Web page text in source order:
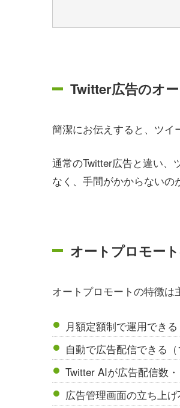
Twitter広告のオ
簡潔にお伝えすると、ツイ
通常のTwitter広告と違い、
なく、手間がかからないの
オートプロモー
オートプロモートの特徴は
月額定額制で運用できる
自動で広告配信できる（
Twitter AIが広告配信数
広告管理画面の立ち上